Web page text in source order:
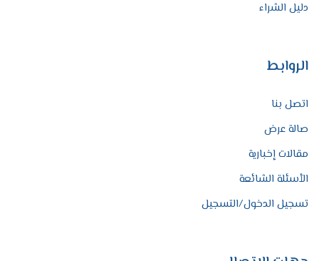
دليل الشراء
الروابط
اتصل بنا
صالة عرض
مقالات إخبارية
الأسئلة الشائعة
تسجيل الدخول/التسجيل